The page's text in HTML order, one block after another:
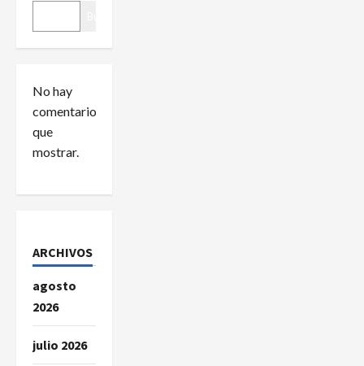
n
d
e
e
n
r
a
d
a
No hay
comentarios
que
mostrar.
ARCHIVOS
agosto
2026
julio 2026